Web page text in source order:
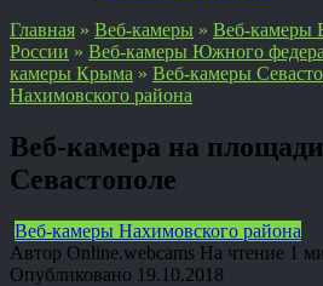
Главная » Веб-камеры » Веб-камеры
России » Веб-камеры Южного
камеры Крыма » Веб-камеры
Нахимовского района
Веб-камера на
Севастополе
Веб-камеры Нахимовского района
Автор Online.webcams На чтение 1
Опубликовано 19.10.2018